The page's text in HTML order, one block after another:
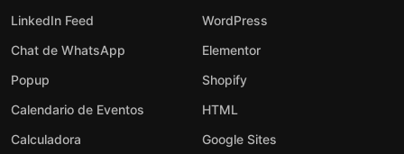
LinkedIn Feed
Chat de WhatsApp
Popup
Calendario de Eventos
Calculadora
WordPress
Elementor
Shopify
HTML
Google Sites